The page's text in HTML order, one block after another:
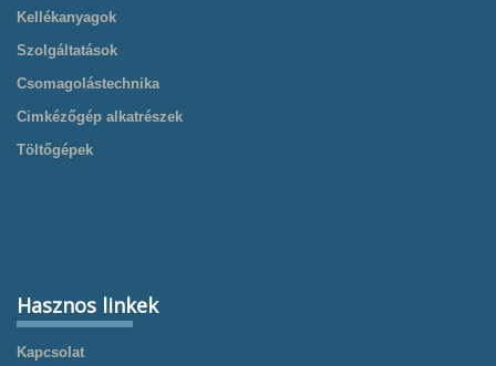
Kellékanyagok
Szolgáltatások
Csomagolástechnika
Cimkézőgép alkatrészek
Töltőgépek
Hasznos linkek
Kapcsolat